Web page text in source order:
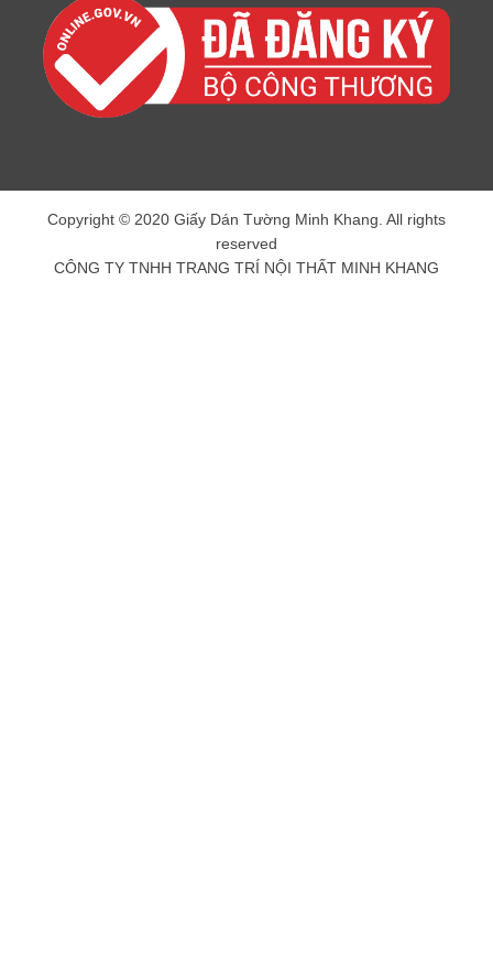
Copyright © 2020 Giấy Dán Tường Minh Khang. All rights
reserved
CÔNG TY TNHH TRANG TRÍ NỘI THẤT MINH KHANG